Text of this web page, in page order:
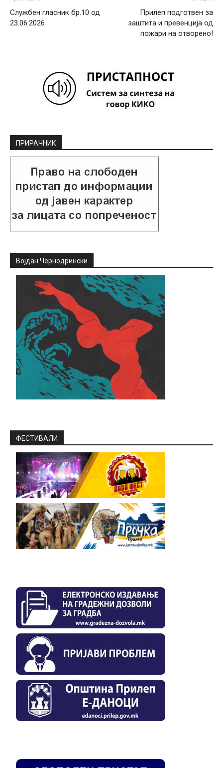
Службен гласник бр.10 од
23.06.2026
Прилеп подготвен за
заштита и превенција од
пожари на отворено!
ПРИРАЧНИК
Војдан Чернодрински
ФЕСТИВАЛИ